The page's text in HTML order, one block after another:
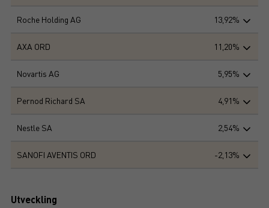
Roche Holding AG 13,92%
AXA ORD 11,20%
Novartis AG 5,95%
Pernod Richard SA 4,91%
Nestle SA 2,54%
SANOFI AVENTIS ORD -2,13%
Utveckling